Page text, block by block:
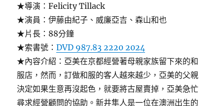
★導演：Felicity Tillack
★演員：伊藤由紀子、威廉亞吉、森山和也
★片長：88分鐘
★索書號：DVD 987.83 2220 2024
★內容介紹：亞美在京都經營著母親家族留下來的和
服店，然而，訂做和服的客人越來越少，亞美的父親
決定如果生意再沒起色，就要將古屋賣掉，亞美急忙
尋求經營顧問的協助。新井隼人是一位在澳洲出生的